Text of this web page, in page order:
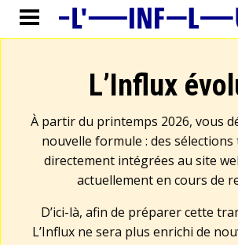
L’Influx
À partir du printemps 2026, vous
nouvelle formule : des
directement intégrées au site
actuellement en cours de
D’ici-là, afin de préparer cette
L’Influx ne sera plus enrichi de